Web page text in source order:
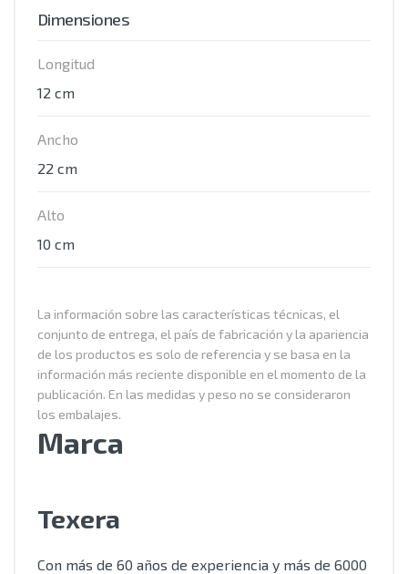
Dimensiones
Longitud
12 cm
Ancho
22 cm
Alto
10 cm
La información sobre las características técnicas, el
conjunto de entrega, el país de fabricación y la apariencia
de los productos es solo de referencia y se basa en la
información más reciente disponible en el momento de la
publicación. En las medidas y peso no se consideraron
los embalajes.
Marca
Texera
Con más de 60 años de experiencia y más de 6000